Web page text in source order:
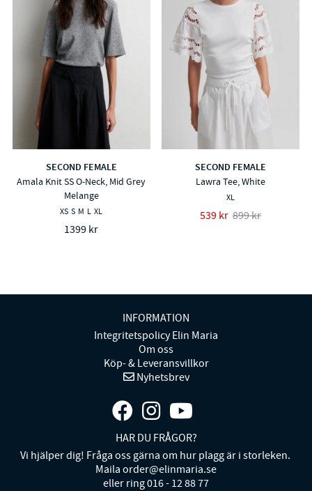
SECOND FEMALE
Amala Knit SS O-Neck, Mid Grey
Melange
XS S M L XL
1399 kr
SECOND FEMALE
Lawra Tee, White
XL
539 kr 899 kr
INFORMATION
Integritetspolicy Elin Maria
Om oss
Köp- & Leveransvillkor
Nyhetsbrev
HAR DU FRÅGOR?
Vi hjälper dig! Fråga oss gärna om hur plagg är i storleken.
Maila order@elinmaria.se
eller ring 016 - 12 88 77